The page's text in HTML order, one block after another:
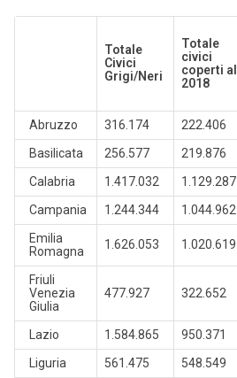
Totale
Civici
Grigi/Neri
Totale
civici
coperti al
2018
Abruzzo
316.174 222.406
Basilicata
256.577 219.876
Calabria
1.417.032 1.129.287
Campania
1.244.344 1.044.962
Emilia
Romagna
1.626.053 1.020.619
Friuli
Venezia
Giulia
477.927 322.652
Lazio 1.584.865 950.371
Liguria
561.475 548.549